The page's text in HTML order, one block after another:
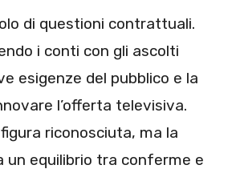
di questioni contrattuali.
i conti con gli ascolti
esigenze del pubblico e la
l’offerta televisiva.
riconosciuta, ma la
un equilibrio tra conferme e